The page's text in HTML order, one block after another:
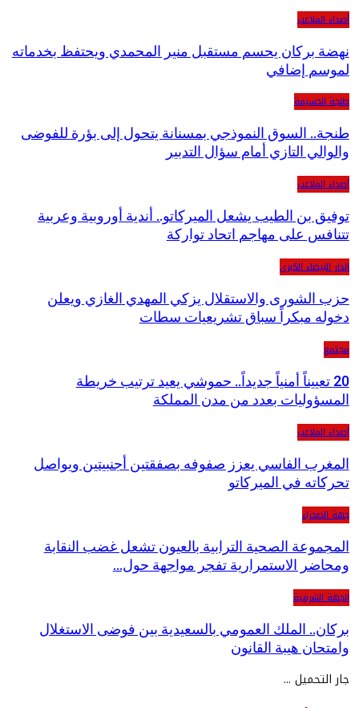
أصداء الملاعب
نهضة بركان يحسم مستقبل منير المحمدي ويحتفظ بخدماته
لموسم إضافي
طنجة الحسيمة
طنجة.. السوق النموذجي بمسنانة يتحول إلى بؤرة للفوضى
والوالي التازي أمام سؤال التدبير
أصداء الملاعب
توفيق بن الطيب يشعل الميركاتو.. أندية أوروبية وعربية
تتنافس على مهاجم اتحاد تواركة
الدار البيضاء الكبرى
حزب الشورى والاستقلال يزكي المهدي الغازي ويعلن
دخوله مبكراً سباق تشريعيات سطات
مجتمع
20 تعييناً أمنياً جديداً.. حموشي يعيد ترتيب خريطة
المسؤوليات بعدد من مدن المملكة
أصداء الملاعب
المغرب الفاسي يعزز صفوفه بصفقتين أجنبيتين ويواصل
تحركاته في الميركاتو
جهة الصحراء
المجموعة الصحية الترابية بالعيون تشعل غضب النقابة
ومحاضر الاستمرارية تفجر مواجهة حول…
الجهة الشرقية
بركان.. الملك العمومي بالسعيدية بين فوضى الاستغلال
وامتحان هيبة القانون
جار التحميل ...